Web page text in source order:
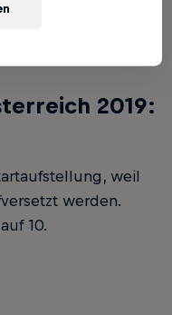
2019:
weil
werden.
10.